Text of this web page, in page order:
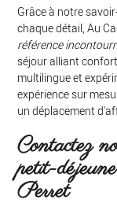
Grâce à notre
chaque détail, Au
référence
séjour alliant
multilingue et
expérience sur
un déplacement
Contactez
petit-
Perret